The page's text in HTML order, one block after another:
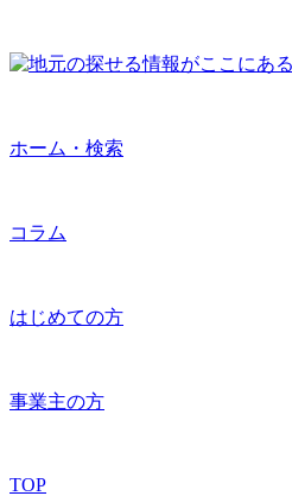
ホーム・検索
コラム
はじめての方
事業主の方
TOP